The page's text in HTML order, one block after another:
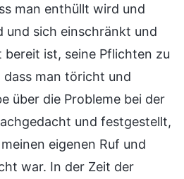
man enthüllt wird und
und sich einschränkt und
bereit ist, seine Pflichten zu
man töricht und
über die Probleme bei der
und festgestellt,
eigenen Ruf und
war. In der Zeit der